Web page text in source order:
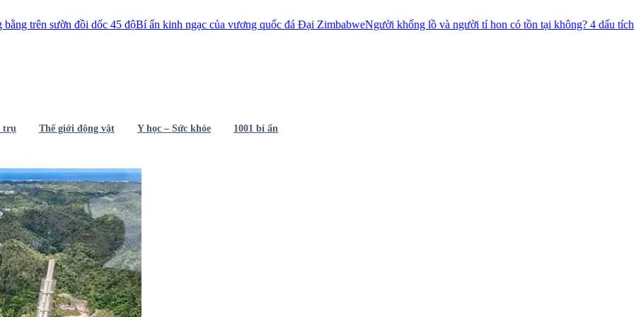
đồi dốc 45 độBí ẩn kinh ngạc của vương quốc đá Đại Zimbabwe Người khổng lồ và người tí hon có tồn tại không? 4 dấu tích chưa có
trụ Thế giới động vật Y học – Sức khỏe 1001 bí ẩn